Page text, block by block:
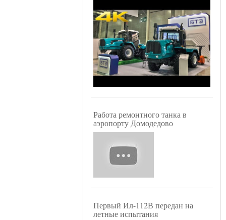
Работа ремонтного танка в
аэропорту Домодедово
Первый Ил-112В передан на
летные испытания